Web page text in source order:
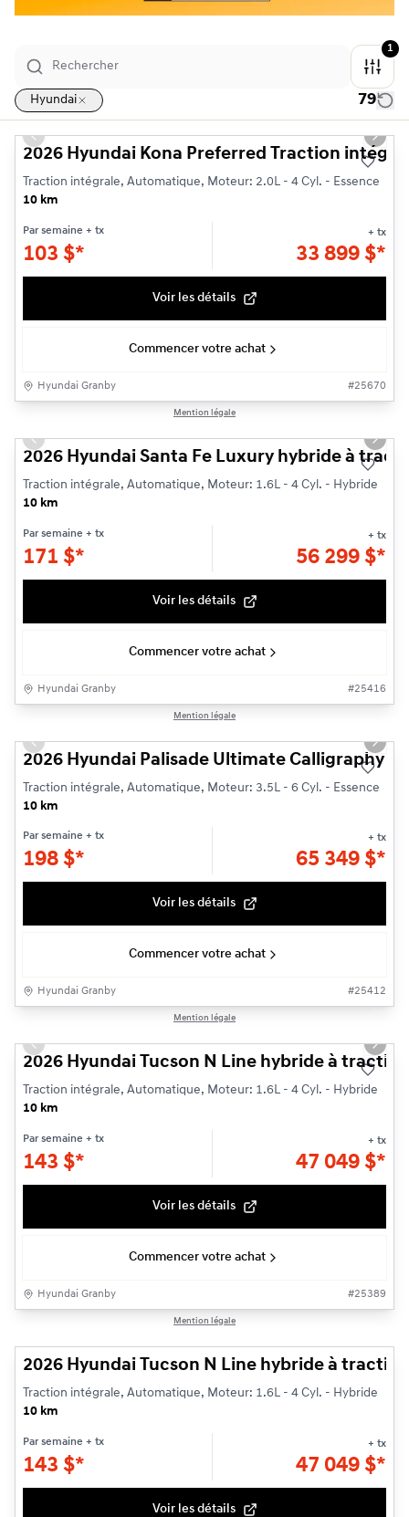
1
Hyundai 79
1/3
Previous slide Next
2026 Hyundai Kona Preferred Traction
Traction intégrale, Automatique, Moteur: 2.0L - 4 Cyl. - Essence
10 km
Par semaine + tx
103 $*
+ tx
33 899 $*
Voir les détails
Commencer votre achat
Hyundai Granby #25670
Mention légale
Previous slide Next
2026 Hyundai Santa Fe Luxury hybride à
Traction intégrale, Automatique, Moteur: 1.6L - 4 Cyl. - Hybride
10 km
Par semaine + tx
171 $*
+ tx
56 299 $*
Voir les détails
Commencer votre achat
Hyundai Granby #25416
Mention légale
Previous slide Next
2026 Hyundai Palisade Ultimate Calligraphy
Traction intégrale, Automatique, Moteur: 3.5L - 6 Cyl. - Essence
10 km
Par semaine + tx
198 $*
+ tx
65 349 $*
Voir les détails
Commencer votre achat
Hyundai Granby #25412
Mention légale
Previous slide Next
2026 Hyundai Tucson N Line hybride à
Traction intégrale, Automatique, Moteur: 1.6L - 4 Cyl. - Hybride
10 km
Par semaine + tx
143 $*
+ tx
47 049 $*
Voir les détails
Commencer votre achat
Hyundai Granby #25389
Mention légale
2026 Hyundai Tucson N Line hybride à
Traction intégrale, Automatique, Moteur: 1.6L - 4 Cyl. - Hybride
10 km
Par semaine + tx
143 $*
+ tx
47 049 $*
Voir les détails